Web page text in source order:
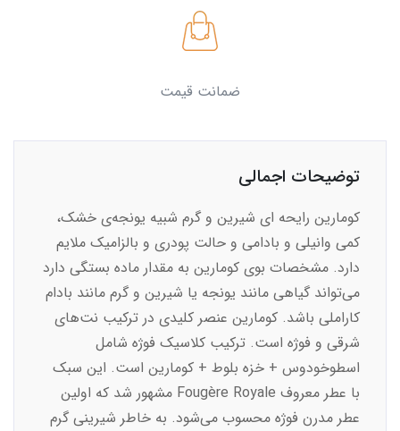
ضمانت قیمت
توضیحات اجمالی
کومارین رایحه ای شیرین و گرم شبیه یونجه‌ی خشک،
کمی وانیلی و بادامی و حالت پودری و بالزامیک ملایم
دارد. مشخصات بوی کومارین به مقدار ماده بستگی دارد
می‌تواند گیاهی مانند یونجه یا شیرین و گرم مانند بادام
کاراملی باشد. کومارین عنصر کلیدی در ترکیب نت‌های
شرقی و فوژه است. ترکیب کلاسیک فوژه شامل
اسطوخودوس + خزه بلوط + کومارین است. این سبک
با عطر معروف Fougère Royale مشهور شد که اولین
عطر مدرن فوژه محسوب می‌شود. به خاطر شیرینی گرم